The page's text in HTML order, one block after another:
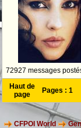
72927 messages
Haut de
page
Pages : 1
CFPOI World